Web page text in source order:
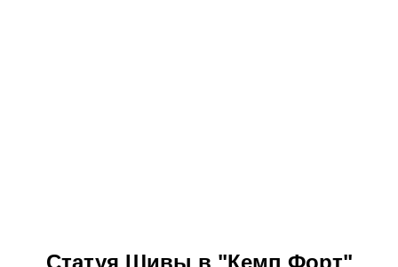
Статуя Шивы в "Кемп Форт"